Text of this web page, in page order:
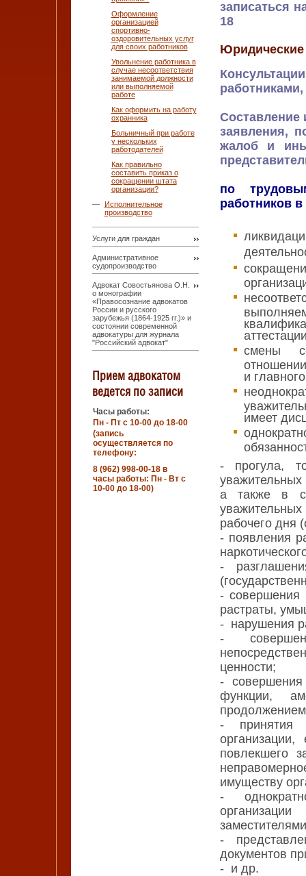
Оформление
организацией
спортивно-
оздоровительных услуг
для своих работников
Увольнение работника в
случае несоответствия
занимаемой должности
или выполняемой
работе
Как оформить на работу
охранника
Больничный при работе
у нескольких
работодателей
Как правильно
составить приказ о
сокращении штата
организации?
Исполнительное
производство
Услуги для граждан
Административное
судопроизводство
Адвокат Совостьянова О.Н.
о монографии
«Правосознание адвокатов
России и русского
зарубежья (1864-1925 гг.)» и
состоянии современной
адвокатуры для журнала
"Российский адвокат"
Прием адвокатом
ведется по записи
Часы работы:
Пн - Пт с 10-00 до 18-00
(запись
осуществляется по
телефону:
8 (962) 998-00-18 в
часы работы: Пн - Вт с
10-00 до 18-00)
записаться
18
Составление
заявления,
жалоб и
по
работников в
смены
и
имеет
- прогула,
а также в
уважительных
рабочего дня
- появления
-
- совершения
растраты,
- нарушения
-
ценности;
-
функции,
- принятия
повлекшего
имуществу
-
-
документов
- и др.